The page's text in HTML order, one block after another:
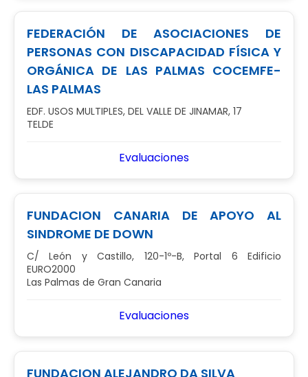
FEDERACIÓN DE ASOCIACIONES DE
PERSONAS CON DISCAPACIDAD FÍSICA Y
ORGÁNICA DE LAS PALMAS COCEMFE-
LAS PALMAS
EDF. USOS MULTIPLES, DEL VALLE DE JINAMAR, 17
TELDE
Evaluaciones
FUNDACION CANARIA DE APOYO AL
SINDROME DE DOWN
C/ León y Castillo, 120-1º-B, Portal 6 Edificio
EURO2000
Las Palmas de Gran Canaria
Evaluaciones
FUNDACION ALEJANDRO DA SILVA